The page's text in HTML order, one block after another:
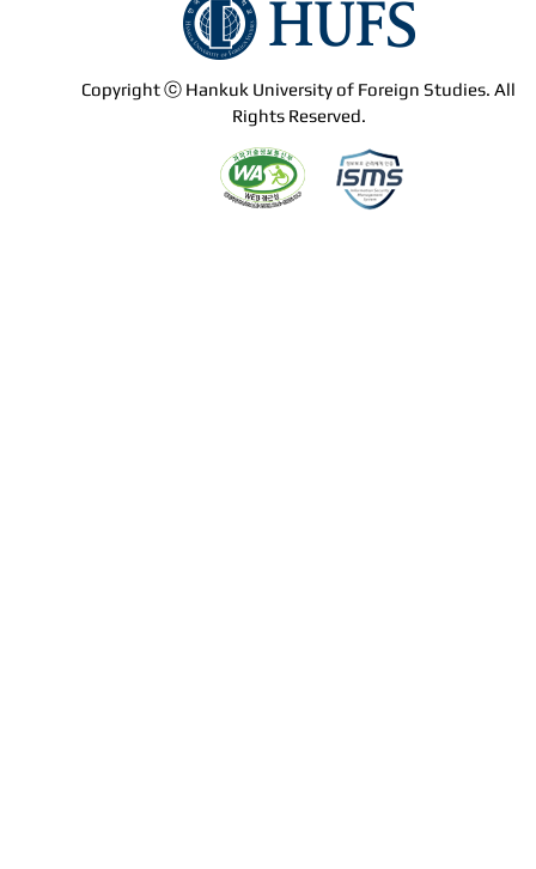
Copyright ⓒ Hankuk University of Foreign Studies. All
Rights Reserved.